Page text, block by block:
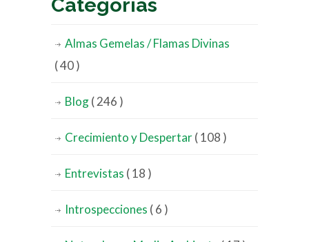
Categorías
Almas Gemelas / Flamas Divinas
( 40 )
Blog( 246 )
Crecimiento y Despertar( 108 )
Entrevistas ( 18 )
Introspecciones ( 6 )